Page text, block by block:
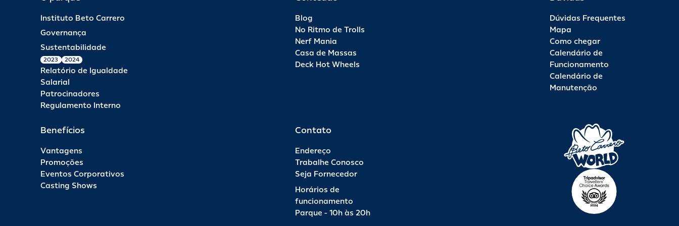
Instituto Beto Carrero
Governança
Sustentabilidade
2023 2024
Relatório de Igualdade
Salarial
Patrocinadores
Regulamento Interno
Blog
No Ritmo de Trolls
Nerf Mania
Casa de Massas
Deck Hot Wheels
Dúvidas Frequentes
Mapa
Como chegar
Calendário de
Funcionamento
Calendário de
Manutenção
Benefícios
Vantagens
Promoções
Eventos Corporativos
Casting Shows
Contato
Endereço
Trabalhe Conosco
Seja Fornecedor
Horários de
funcionamento
Parque - 10h às 20h